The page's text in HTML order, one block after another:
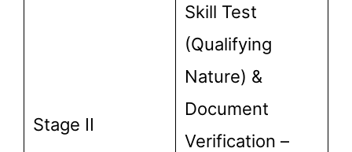
Stage II
Skill Test
(Qualifying
Nature) &
Document
Verification –